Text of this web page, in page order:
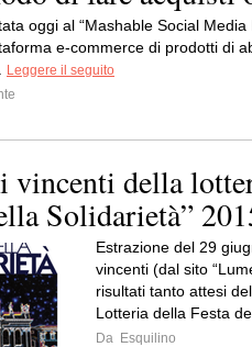
oggi al “Mashable Social Media
e-commerce di prodotti di
Leggere il seguito
della
Solidarietà”
Estrazione del 29
vincenti (dal sito
risultati tanto attesi
Lotteria della Festa
Da Esquilino